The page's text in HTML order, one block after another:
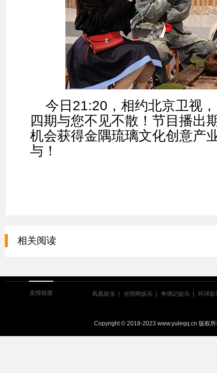
今日 21:20 ，相约北京卫视
四期与您不见不散！节目播出
机会获得⾦隅琉璃⽂化创意产
与！
相关阅读
友情链接 凤凰娱乐 光明网娱乐 奇偶记娱乐 环球影
Copyright © 2018-2023 www.yuleqq.cn 版权所